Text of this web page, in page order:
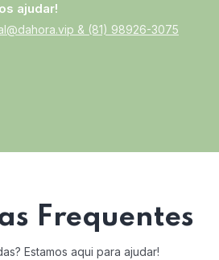
ajudar!
& (81) 98926-3075
Frequentes
Estamos aqui para ajudar!